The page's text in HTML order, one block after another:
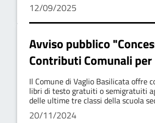
12/09/2025
Avviso pubblico
Contributi Comunali per
fornitura gratuita o
semigratuita dei libri di
agli studenti
Il Comune di Vaglio Basilicata offre
libri di testo gratuiti o semigratuiti
delle ultime tre classi della scuola
superiore per l'anno scolastico 2024-
20/11/2024